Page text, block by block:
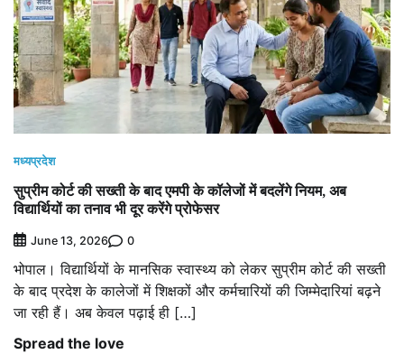
मध्यप्रदेश
सुप्रीम कोर्ट की सख्ती के बाद एमपी के कॉलेजों में बदलेंगे नियम, अब
विद्यार्थियों का तनाव भी दूर करेंगे प्रोफेसर
June 13, 2026 0
भोपाल। विद्यार्थियों के मानसिक स्वास्थ्य को लेकर सुप्रीम कोर्ट की सख्ती
के बाद प्रदेश के कालेजों में शिक्षकों और कर्मचारियों की जिम्मेदारियां बढ़ने
जा रही हैं। अब केवल पढ़ाई ही […]
Spread the love